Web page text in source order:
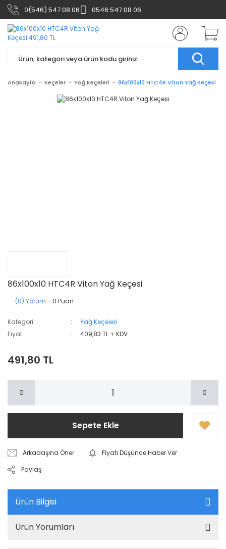
0(546) 547 08 06 0546 547 08 06
Anasayfa Keçeler Yağ Keçeleri 86x100x10 HTC4R Viton Yağ Keçesi
86x100x10 HTC4R Viton Yağ Keçesi
(0) Yorum - 0 Puan
Kategori
Yağ Keçeleri
Fiyat
409,83 TL + KDV
491,80 TL
Sepete Ekle
Arkadaşına Öner
Fiyatı Düşünce Haber Ver
Paylaş
Ürün Bilgisi
Ürün Yorumları